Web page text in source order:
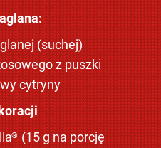
(suchej)
z puszki
cytryny
® (15 g na porcję